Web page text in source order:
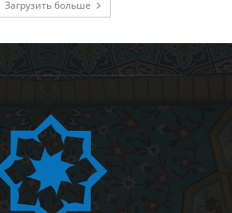
Загрузить больше